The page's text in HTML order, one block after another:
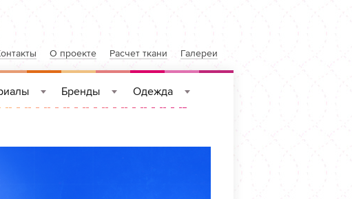
О проекте Расчет ткани Галереи
Бренды Одежда